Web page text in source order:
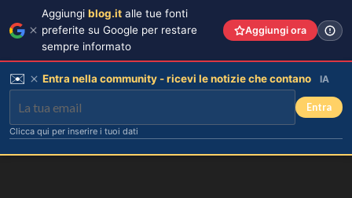
Aggiungi blog.it alle tue fonti
preferite su Google per restare
sempre informato
Aggiungi ora
✉️ Entra nella community - ricevi le notizie che contano IA
Entra
Clicca qui per inserire i tuoi dati